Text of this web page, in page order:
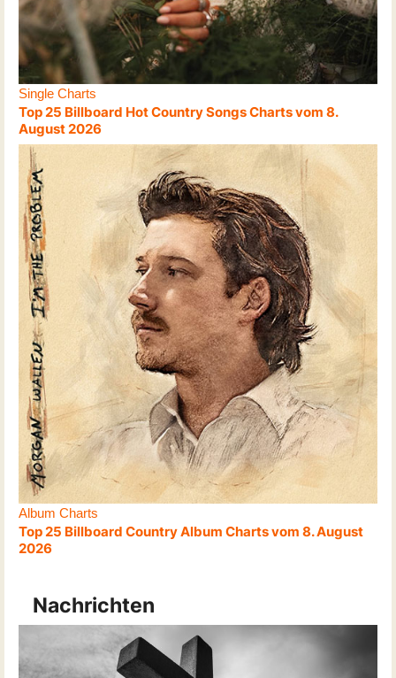
Single Charts
Top 25 Billboard Hot Country Songs Charts vom 8.
August 2026
Album Charts
Top 25 Billboard Country Album Charts vom 8. August
2026
Nachrichten